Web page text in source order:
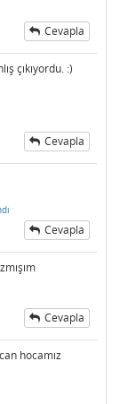
Cevapla
çıkıyordu. :)
Cevapla
Cevapla
Cevapla
hocamız